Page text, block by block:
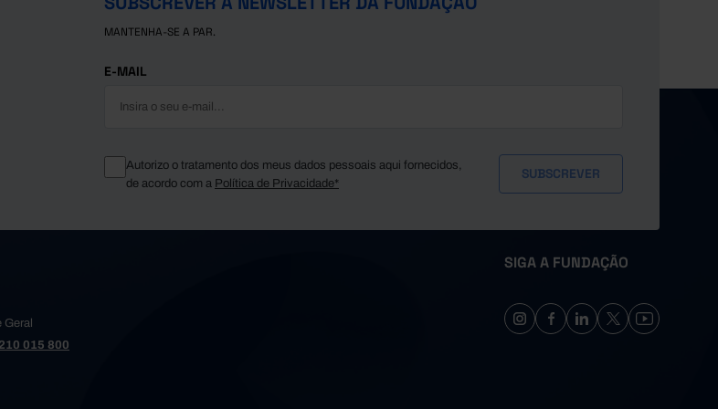
MANTENHA-SE A PAR.
E-MAIL
Autorizo o tratamento dos meus dados pessoais aqui fornecidos,
de acordo com a Política de Privacidade*
Geral
015 800
SIGA A FUNDAÇÃO